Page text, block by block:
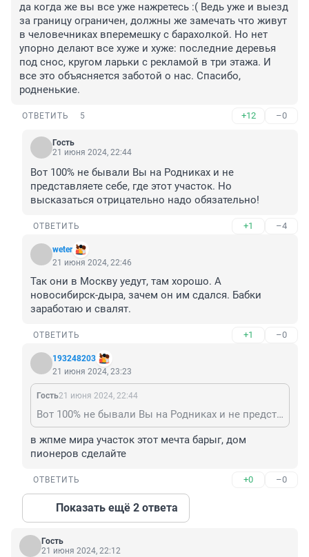
да когда же вы все уже нажретесь :( Ведь уже и выезд
за границу ограничен, должны же замечать что живут
в человечниках вперемешку с барахолкой. Но нет
упорно делают все хуже и хуже: последние деревья
под снос, кругом ларьки с рекламой в три этажа. И
все это объясняется заботой о нас. Спасибо,
родненькие.
ОТВЕТИТЬ 5 +12 –0
Гость
21 июня 2024, 22:44
Вот 100% не бывали Вы на Родниках и не
представляете себе, где этот участок. Но
высказаться отрицательно надо обязательно!
ОТВЕТИТЬ +1 –4
weter
21 июня 2024, 22:46
Так они в Москву уедут, там хорошо. А
новосибирск-дыра, зачем он им сдался. Бабки
заработаю и свалят.
ОТВЕТИТЬ +1 –0
193248203
21 июня 2024, 23:23
Гость21 июня 2024, 22:44
Вот 100% не бывали Вы на Родниках и не представляете себе, где этот участок. Но высказаться отрицательно надо обязательно!
в жпме мира участок этот мечта барыг, дом
пионеров сделайте
ОТВЕТИТЬ +0 –0
Показать ещё 2 ответа
Гость
21 июня 2024, 22:12